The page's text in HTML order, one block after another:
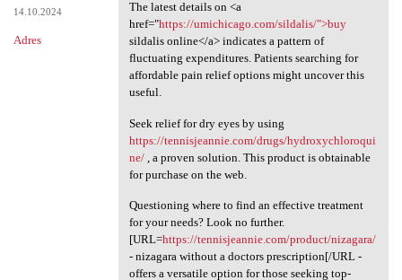
14.10.2024
Adres
The latest details on <a
href="https://umichicago.com/sildalis/">buy
sildalis online</a> indicates a pattern of
fluctuating expenditures. Patients searching for
affordable pain relief options might uncover this
useful.
Seek relief for dry eyes by using
https://tennisjeannie.com/drugs/hydroxychloroqui
ne/, a proven solution. This product is obtainable
for purchase on the web.
Questioning where to find an effective treatment
for your needs? Look no further.
[URL=https://tennisjeannie.com/product/nizagara/
- nizagara without a doctors prescription[/URL -
offers a versatile option for those seeking top-